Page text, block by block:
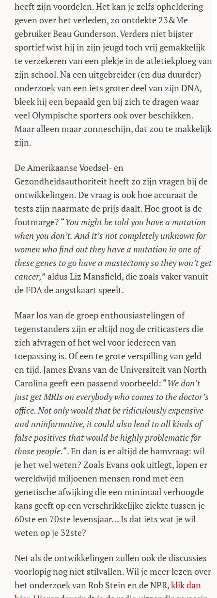
heeft zijn voordelen. Het kan je zelfs opheldering
geven over het verleden, zo ontdekte 23&Me
gebruiker Beau Gunderson. Verders niet bijster
sportief wist hij in zijn jeugd toch vrij gemakkelijk
te verzekeren van een plekje in de atletiekploeg van
zijn school. Na een uitgebreider (en dus duurder)
onderzoek van een iets groter deel van zijn DNA,
bleek hij een bepaald gen bij zich te dragen waar
veel Olympische sporters ook over beschikken.
Maar alleen maar zonneschijn, dat zou te makkelijk
zijn.
De Amerikaanse Voedsel- en
Gezondheidsauthoriteit heeft zo zijn vragen bij de
ontwikkelingen. De vraag is ook hoe accuraat de
tests zijn naarmate de prijs daalt. Hoe groot is de
foutmarge? “You might be told you have a mutation
when you don’t. And it’s not completely unknown for
women who find out they have a mutation in one of
these genes to go have a mastectomy so they won’t get
cancer,” aldus Liz Mansfield, die zoals vaker vanuit
de FDA de angstkaart speelt.
Maar los van de groep enthousiastelingen of
tegenstanders zijn er altijd nog de criticasters die
zich afvragen of het wel voor iedereen van
toepassing is. Of een te grote verspilling van geld
en tijd. James Evans van de Universiteit van North
Carolina geeft een passend voorbeeld: “We don’t
just get MRIs on everybody who comes to the doctor’s
office. Not only would that be ridiculously expensive
and uninformative, it could also lead to all kinds of
false positives that would be highly problematic for
those people.“. En dan is er altijd de hamvraag: wil
je het wel weten? Zoals Evans ook uitlegt, lopen er
wereldwijd miljoenen mensen rond met een
genetische afwijking die een minimaal verhoogde
kans geeft op een verschrikkelijke ziekte tussen je
60ste en 70ste levensjaar… Is dat iets wat je wil
weten op je 32ste?
Net als de ontwikkelingen zullen ook de discussies
voorlopig nog niet stilvallen. Wil je meer lezen over
het onderzoek van Rob Stein en de NPR,klik dan